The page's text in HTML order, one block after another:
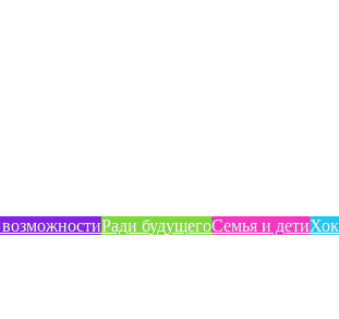
Ради будущегоСемья и дети